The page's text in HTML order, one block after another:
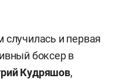
и первая
боксер в
Кудряшов,